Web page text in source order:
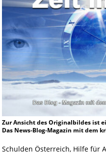
Zur Ansicht des Originalbildes ist
Das News-Blog-Magazin mit dem
Schulden Österreich, Hilfe für